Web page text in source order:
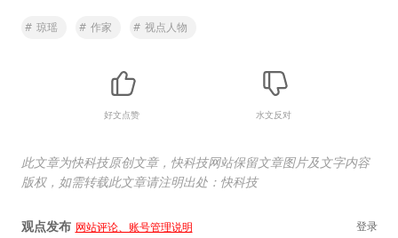
# 琼瑶 # 作家 # 视点人物
好文点赞 水文反对
此文章为快科技原创文章，快科技网站保留文章图片及文字内容
版权，如需转载此文章请注明出处：快科技
观点发布 网站评论、账号管理说明 登录